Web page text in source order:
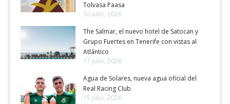
Tolvasa Paasa
30 julio, 2026
The Salmar, el nuevo hotel de Satocan y
Grupo Fuertes en Tenerife con vistas al
Atlántico
17 julio, 2026
Agua de Solares, nueva agua oficial del
Real Racing Club
15 julio, 2026